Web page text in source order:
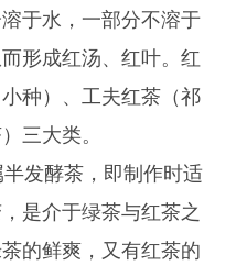
于水，一部分不溶于
形成红汤、红叶。红
种）、工夫红茶（祁
三大类。
发酵茶，即制作时适
是介于绿茶与红茶之
的鲜爽，又有红茶的